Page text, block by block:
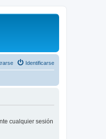
Identificarse
cualquier sesión